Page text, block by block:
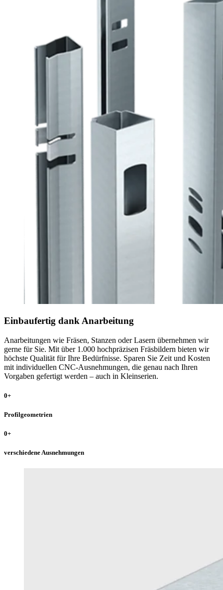
Einbaufertig dank Anarbeitung
Anarbeitungen wie Fräsen, Stanzen oder Lasern übernehmen wir
gerne für Sie. Mit über 1.000 hochpräzisen Fräsbildern bieten wir
höchste Qualität für Ihre Bedürfnisse. Sparen Sie Zeit und Kosten
mit individuellen CNC-Ausnehmungen, die genau nach Ihren
Vorgaben gefertigt werden – auch in Kleinserien.
0+
Profilgeometrien
0+
verschiedene Ausnehmungen